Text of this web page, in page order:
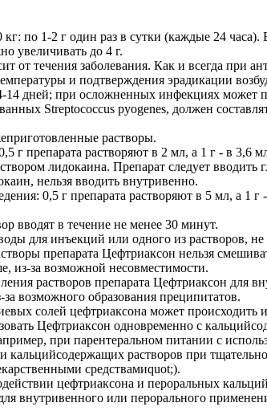
кг: по 1-2 г один раз в сутки (каждые 24
увеличивать до 4 г.
от течения заболевания. Как и всегда
и подтверждения эрадикации
14 дней; при осложненных инфекциях может
Streptococcus pyogenes, должен
растворы.
г препарата растворяют в 2 мл, а 1 г - в
лидокаина. Препарат следует
нельзя вводить внутривенно.
0,5 г препарата растворяют в 5 мл, а 1
вводят в течение не менее 30 минут.
для инъекций или одного из раство­ров,
препарата Цефтриаксон нельзя
из-за возможной несовместимо­сти.
растворов препарата Цефтриаксон для
возможного образования преципитатов.
солей цефтриаксона может
Цефтриаксон одновременно с
при парентеральном питании с
кальцийсодержащих растворов при
средствамиquot;).
цефтриаксона и пероральных
внутри­венного или перорального